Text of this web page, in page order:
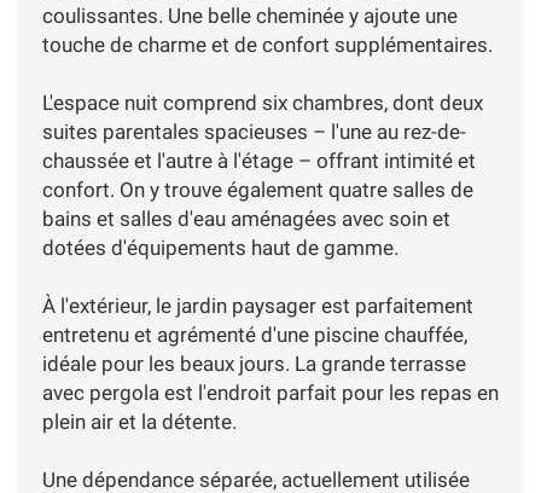
coulissantes. Une belle cheminée y ajoute une
touche de charme et de confort supplémentaires.
L'espace nuit comprend six chambres, dont deux
suites parentales spacieuses – l'une au rez-de-
chaussée et l'autre à l'étage – offrant intimité et
confort. On y trouve également quatre salles de
bains et salles d'eau aménagées avec soin et
dotées d'équipements haut de gamme.
À l'extérieur, le jardin paysager est parfaitement
entretenu et agrémenté d'une piscine chauffée,
idéale pour les beaux jours. La grande terrasse
avec pergola est l'endroit parfait pour les repas en
plein air et la détente.
Une dépendance séparée, actuellement utilisée